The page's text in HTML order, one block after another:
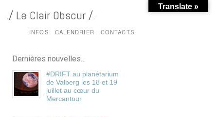
./ Le Clair Obscur /.
INFOS CALENDRIER CONTACTS
Dernières nouvelles…
#DRIFT au planétarium
de Valberg les 18 et 19
juillet au cœur du
Mercantour
Translate »